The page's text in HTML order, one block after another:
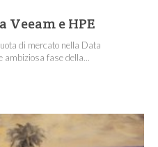
e HPE
di mercato nella Data
ambiziosa fase della...